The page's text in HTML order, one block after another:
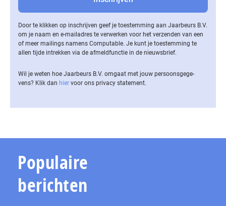
Door te klikken op inschrijven geef je toestemming aan Jaarbeurs B.V.
om je naam en e-mailadres te verwerken voor het verzenden van een
of meer mailings namens Computable. Je kunt je toestemming te
allen tijde intrekken via de af­meld­func­tie in de nieuwsbrief.
Wil je weten hoe Jaarbeurs B.V. omgaat met jouw per­soons­ge­ge­
vens? Klik dan hier voor ons privacy statement.
Populaire
berichten